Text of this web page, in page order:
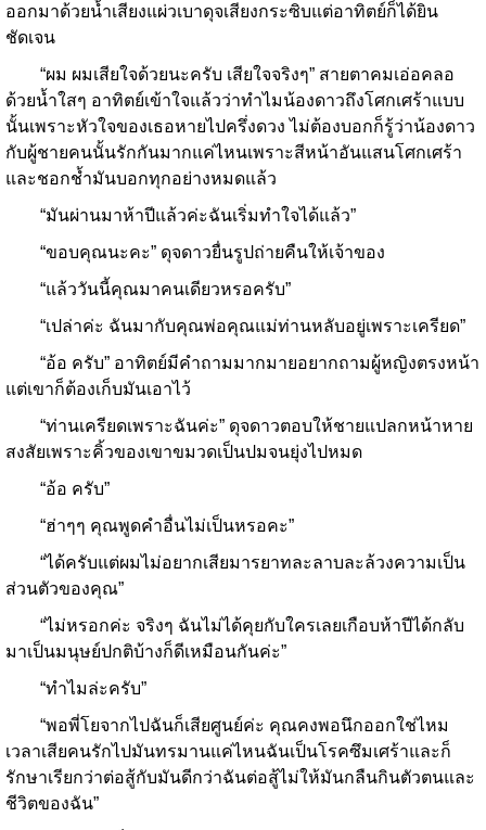
ออกมาด้วยน้ำเสียงแผ่วเบาดุจเสียงกระซิบแต่อาทิตย์ก็ได้ยิน
ชัดเจน
“ผม ผมเสียใจด้วยนะครับ เสียใจจริงๆ” สายตาคมเอ่อคลอ
ด้วยน้ำใสๆ อาทิตย์เข้าใจแล้วว่าทำไมน้องดาวถึงโศกเศร้าแบบ
นั้นเพราะหัวใจของเธอหายไปครึ่งดวง ไม่ต้องบอกก็รู้ว่าน้องดาว
กับผู้ชายคนนั้นรักกันมากแค่ไหนเพราะสีหน้าอันแสนโศกเศร้า
และชอกช้ำมันบอกทุกอย่างหมดแล้ว
“มันผ่านมาห้าปีแล้วค่ะฉันเริ่มทำใจได้แล้ว”
“ขอบคุณนะคะ” ดุจดาวยื่นรูปถ่ายคืนให้เจ้าของ
“แล้ววันนี้คุณมาคนเดียวหรอครับ”
“เปล่าค่ะ ฉันมากับคุณพ่อคุณแม่ท่านหลับอยู่เพราะเครียด”
“อ้อ ครับ” อาทิตย์มีคำถามมากมายอยากถามผู้หญิงตรงหน้า
แต่เขาก็ต้องเก็บมันเอาไว้
“ท่านเครียดเพราะฉันค่ะ” ดุจดาวตอบให้ชายแปลกหน้าหาย
สงสัยเพราะคิ้วของเขาขมวดเป็นปมจนยุ่งไปหมด
“อ้อ ครับ”
“ฮ่าๆๆ คุณพูดคำอื่นไม่เป็นหรอคะ”
“ได้ครับแต่ผมไม่อยากเสียมารยาทละลาบละล้วงความเป็น
ส่วนตัวของคุณ”
“ไม่หรอกค่ะ จริงๆ ฉันไม่ได้คุยกับใครเลยเกือบห้าปีได้กลับ
มาเป็นมนุษย์ปกติบ้างก็ดีเหมือนกันค่ะ”
“ทำไมล่ะครับ”
“พอพี่โยจากไปฉันก็เสียศูนย์ค่ะ คุณคงพอนึกออกใช่ไหม
เวลาเสียคนรักไปมันทรมานแค่ไหนฉันเป็นโรคซึมเศร้าและก็
รักษาเรียกว่าต่อสู้กับมันดีกว่าฉันต่อสู้ไม่ให้มันกลืนกินตัวตนและ
ชีวิตของฉัน”